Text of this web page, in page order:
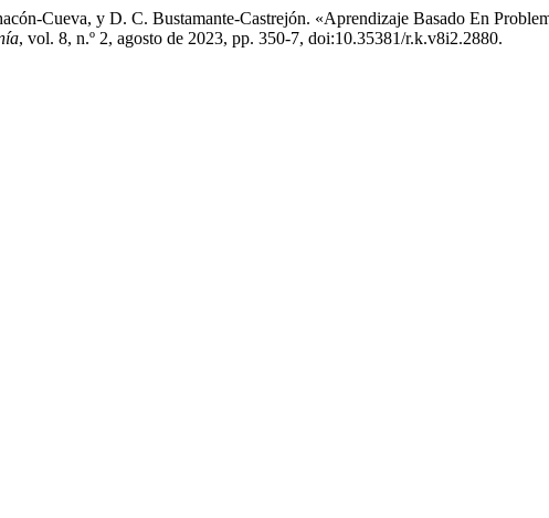
Cueva, y D. C. Bustamante-Castrejón. «Aprendizaje Basado En
, vol. 8, n.º 2, agosto de 2023, pp. 350-7, doi:10.35381/r.k.v8i2.2880.